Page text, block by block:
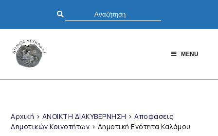
MENU
Αρχική > ΑΝΟΙΚΤΗ ΔΙΑΚΥΒΕΡΝΗΣΗ >Αποφάσεις
Δημοτικών Κοινοτήτων > Δημοτική Ενότητα Καλάμου